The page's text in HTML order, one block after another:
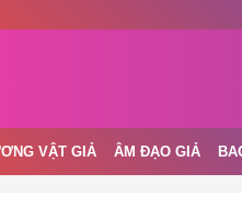
VẬT GIẢ ÂM ĐẠO GIẢ